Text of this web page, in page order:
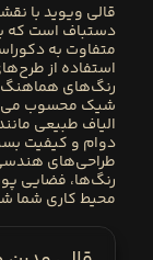
قالی ویویدبا
دستباف است که
متفاوت به
استفاده از
رنگ‌های هماهنگ
شیک محسوب
الیاف طبیعی
دوام و کیفیت
طراحی‌های
رنگ‌ها، فضایی
محیط کاری شما